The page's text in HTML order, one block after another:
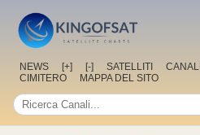
NEWS [+] [-] SATELLITI CANALI
CIMITERO
MAPPA DEL SITO